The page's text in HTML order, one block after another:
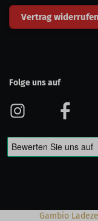
Vertrag widerrufen
Folge uns auf
Gambio